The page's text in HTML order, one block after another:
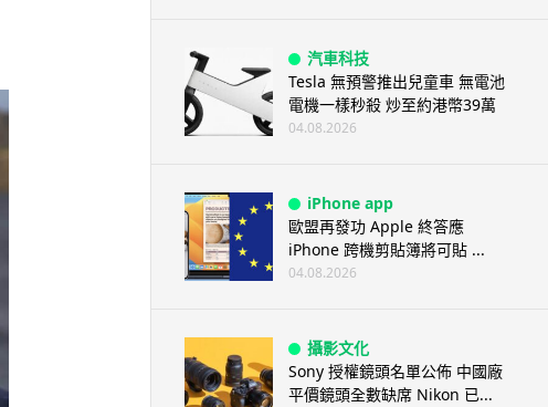
汽車科技
Tesla 無預警推出兒童車 無電池
電機一樣秒殺 炒至約港幣39萬
04.08.2026
iPhone app
歐盟再發功 Apple 終答應
iPhone 跨機剪貼簿將可貼 ...
04.08.2026
攝影文化
Sony 授權鏡頭名單公佈 中國廠
平價鏡頭全數缺席 Nikon 已...